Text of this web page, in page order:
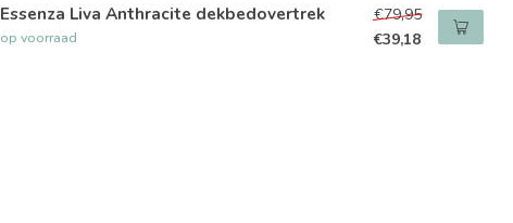
Essenza Liva Anthracite dekbedovertrek
op voorraad
€79,95
€39,18